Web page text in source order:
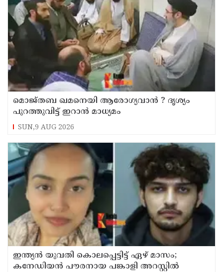
മൊജ്തബ ഖമനെയി ആരോഗ്യവാന്‍ ? ദൃശ്യം
പുറത്തുവിട്ട് ഇറാന്‍ മാധ്യമം
SUN,9 AUG 2026
ഇന്ത്യന്‍ യുവതി കൊലപ്പെട്ടിട്ട് ഏഴ് മാസം;
കനേഡിയന്‍ പൗരനായ പങ്കാളി അറസ്റ്റില്‍